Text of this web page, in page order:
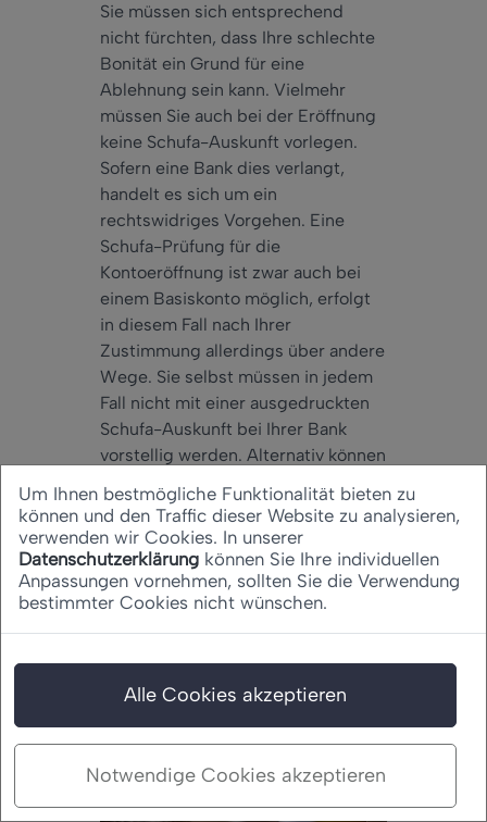
Sie müssen sich entsprechend
nicht fürchten, dass Ihre schlechte
Bonität ein Grund für eine
Ablehnung sein kann. Vielmehr
müssen Sie auch bei der Eröffnung
keine Schufa-Auskunft vorlegen.
Sofern eine Bank dies verlangt,
handelt es sich um ein
rechtswidriges Vorgehen. Eine
Schufa-Prüfung für die
Kontoeröffnung ist zwar auch bei
einem Basiskonto möglich, erfolgt
in diesem Fall nach Ihrer
Zustimmung allerdings über andere
Wege. Sie selbst müssen in jedem
Fall nicht mit einer ausgedruckten
Schufa-Auskunft bei Ihrer Bank
vorstellig werden. Alternativ können
ohne Schufa eröffnen.
Kann die Umwandlung in
ein Basiskonto abgelehnt
werden?
Um Ihnen bestmögliche Funktionalität bieten zu
können und den Traffic dieser Website zu analysieren,
verwenden wir Cookies. In unserer
Datenschutzerklärung können Sie Ihre individuellen
Anpassungen vornehmen, sollten Sie die Verwendung
bestimmter Cookies nicht wünschen.
Alle Cookies akzeptieren
Notwendige Cookies akzeptieren